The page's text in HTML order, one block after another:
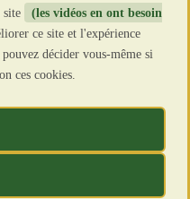
site
(les vidéos en ont besoin
ce site et l'expérience
décider vous-même si
ces cookies.